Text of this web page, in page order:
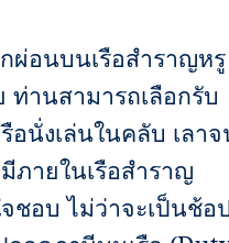
ผ่อนบนเรือสำราญหรู
านสามารถเลือกรับ
อนั่งเล่นในคลับ เลา
ภายในเรือสำราญ
ชอบ ไม่ว่าจะเป็นช้อ